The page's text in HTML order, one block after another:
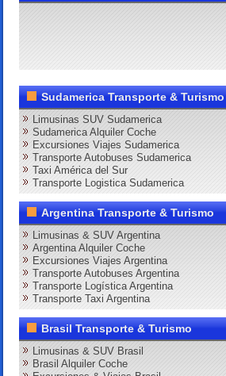
Sudamerica Transporte & Turismo
Limusinas SUV Sudamerica
Sudamerica Alquiler Coche
Excursiones Viajes Sudamerica
Transporte Autobuses Sudamerica
Taxi América del Sur
Transporte Logistica Sudamerica
Argentina Transporte & Turismo
Limusinas & SUV Argentina
Argentina Alquiler Coche
Excursiones Viajes Argentina
Transporte Autobuses Argentina
Transporte Logística Argentina
Transporte Taxi Argentina
Brasil Transporte & Turismo
Limusinas & SUV Brasil
Brasil Alquiler Coche